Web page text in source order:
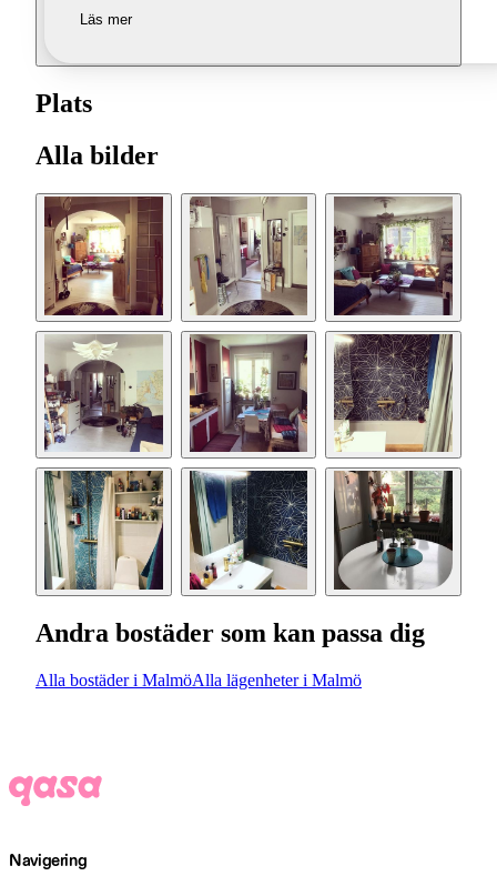
Läs mer
Plats
Alla bilder
Andra bostäder som kan passa dig
Alla bostäder i MalmöAlla lägenheter i Malmö
Navigering